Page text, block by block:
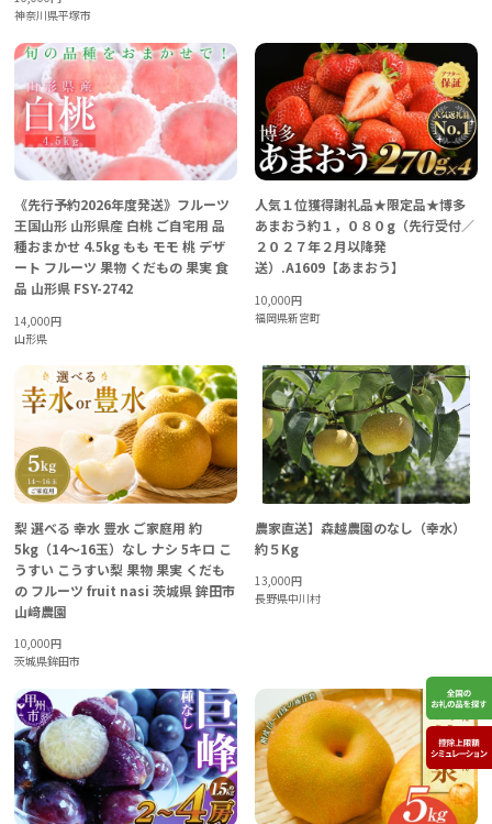
神奈川県平塚市
《先行予約2026年度発送》フルーツ
王国山形 山形県産 白桃 ご自宅用 品
種おまかせ 4.5kg もも モモ 桃 デザ
ート フルーツ 果物 くだもの 果実 食
品 山形県 FSY-2742
14,000円
山形県
人気１位獲得謝礼品★限定品★博多
あまおう約１，０８０g（先行受付／
２０２７年２月以降発
送）.A1609【あまおう】
10,000円
福岡県新宮町
梨 選べる 幸水 豊水 ご家庭用 約
5kg（14～16玉）なし ナシ 5キロ こ
うすい こうすい梨 果物 果実 くだも
の フルーツ fruit nasi 茨城県 鉾田市
山﨑農園
10,000円
茨城県鉾田市
農家直送】森越農園のなし（幸水）
約５Kg
13,000円
長野県中川村